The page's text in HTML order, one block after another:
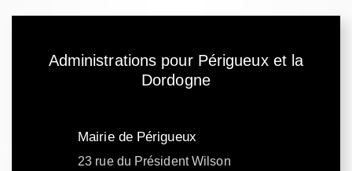
Administrations pour Périgueux et la
Dordogne
Mairie de Périgueux
23 rue du Président Wilson